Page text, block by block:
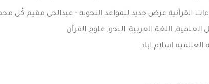
القرآنية عرض جديد للقواعد النحوية - عبدالحي مقيم كُل
العلمية, اللغة العربية, النحو, علوم القرآن
العالميه اسلام اباد